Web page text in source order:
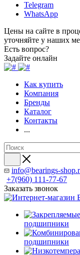
Telegram
WhatsApp
Цены на сайте в
уточняйте у наших
Есть вопрос?
Задайте онлайн
Как купить
Компания
Бренды
Каталог
Контакты
...
info@bearings-
+7(960) 111-77-67
Заказать звонок
подшипники
подшипники